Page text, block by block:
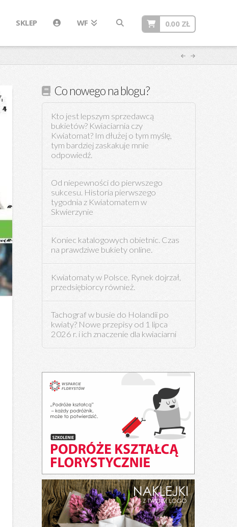
SKLEP WF 0.00 ZŁ
Co nowego na blogu?
Kto jest lepszym sprzedawcą
bukietów? Kwiaciarnia czy
Kwiatomat? Im dłużej o tym myślę,
tym bardziej zaskakuje mnie
odpowiedź.
Od niepewności do pierwszego
sukcesu. Historia pierwszego
tygodnia z Kwiatomatem w
Skwierzynie
Koniec katalogowych obietnic. Czas
na prawdziwe bukiety online.
Kwiatomaty w Polsce. Rynek dojrzał,
przedsiębiorcy również.
Tachograf w busie do Holandii po
kwiaty? Nowe przepisy od 1 lipca
2026 r. i ich znaczenie dla kwiaciarni